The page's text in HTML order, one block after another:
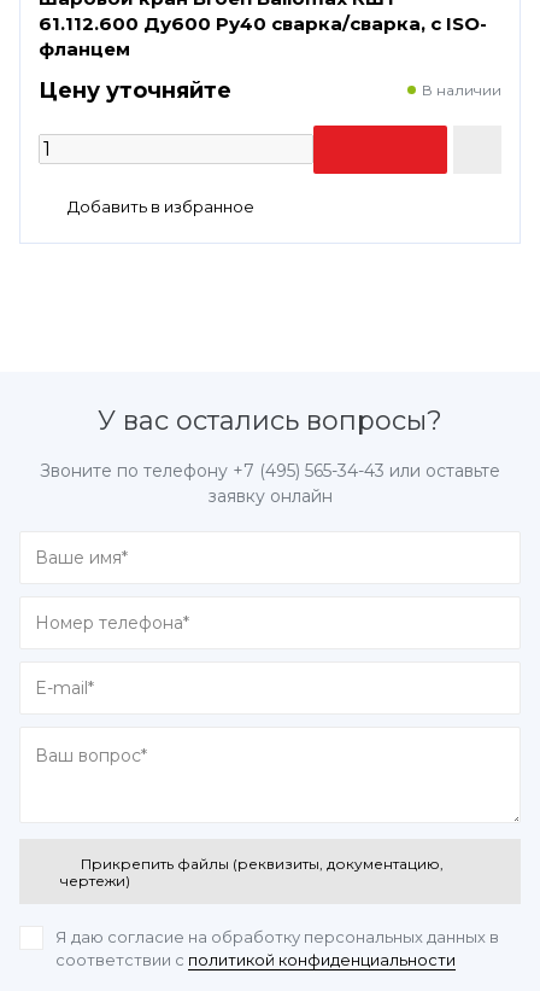
61.112.600 Ду600 Ру40 сварка/сварка, с ISO-
фланцем
Цену уточняйте В наличии
У вас остались вопросы?
Звоните по телефону +7 (495) 565-34-43 или оставьте
заявку онлайн
Прикрепить файлы (реквизиты, документацию,
чертежи)
Я даю согласие на обработку персональных данных в
соответствии с политикой конфиденциальности